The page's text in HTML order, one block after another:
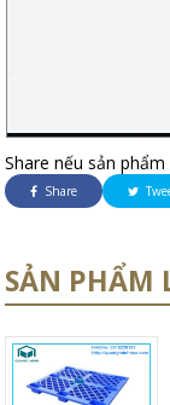
Share nếu sản
Share
SẢN PHẨM